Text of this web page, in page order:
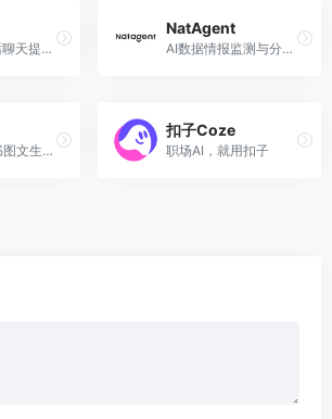
与AI连续对话聊天提问，多场景50+文案写作模板，AI智能生成思维导图
NatAgent
AI数据情报监测与分析平台
一站式小红书图文生成器
扣子Coze
职场AI，就用扣子